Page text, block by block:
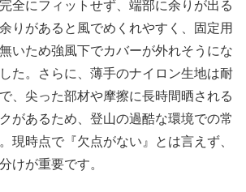
全にフィットせず、端部に余りが出る
りがあると風でめくれやすく、固定用
いため強風下でカバーが外れそうにな
た。さらに、薄手のナイロン生地は耐
、尖った部材や摩擦に長時間晒される
があるため、登山の過酷な環境での常
現時点で『欠点がない』とは言えず、
けが重要です。